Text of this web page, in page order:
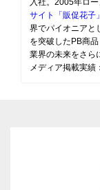
入社。2005年ロ
サイト「販促花子」
界でパイオニアと
を突破したPB商
業界の未来をさら
メディア掲載実績：